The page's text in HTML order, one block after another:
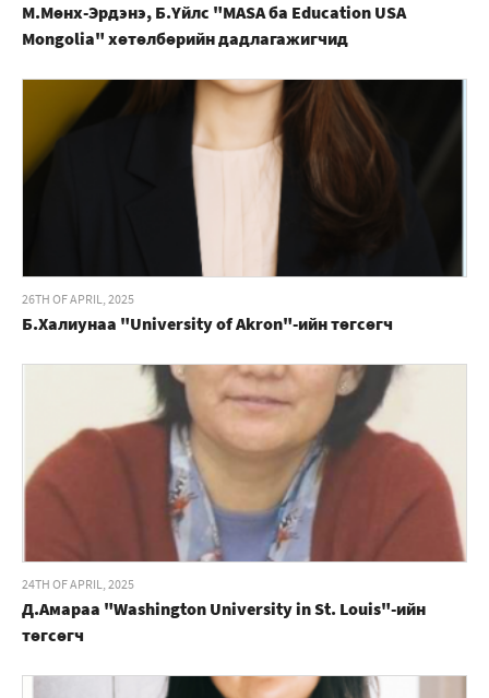
М.Мөнх-Эрдэнэ, Б.Үйлс "MASA ба Education USA
Mongolia" хөтөлбөрийн дадлагажигчид
26TH OF APRIL, 2025
Б.Халиунаа "University of Akron"-ийн төгсөгч
24TH OF APRIL, 2025
Д.Амараа "Washington University in St. Louis"-ийн
төгсөгч